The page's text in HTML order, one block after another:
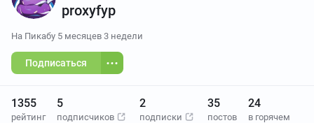
proxyfyp
На Пикабу 5 месяцев 3 недели
Подписаться
1355
рейтинг
5
подписчиков
2
подписки
35
постов
24
в горячем